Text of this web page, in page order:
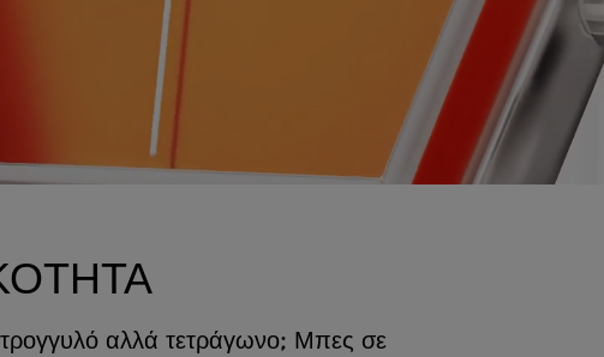
αλλά τετράγωνο; Μπες σε